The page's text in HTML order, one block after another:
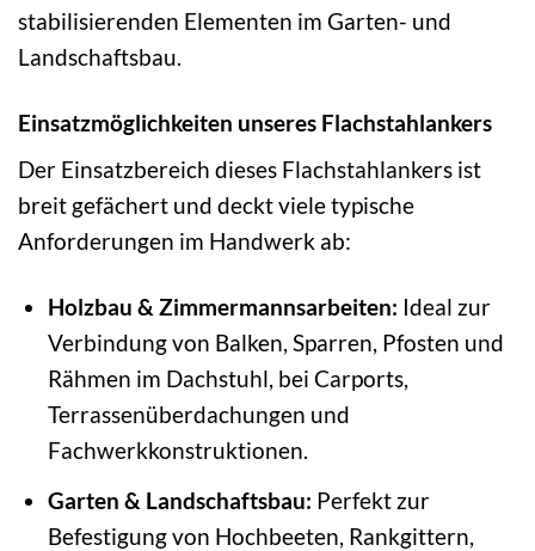
stabilisierenden Elementen im Garten- und
Landschaftsbau.
Einsatzmöglichkeiten unseres Flachstahlankers
Der Einsatzbereich dieses Flachstahlankers ist
breit gefächert und deckt viele typische
Anforderungen im Handwerk ab:
Holzbau & Zimmermannsarbeiten: Ideal zur
Verbindung von Balken, Sparren, Pfosten und
Rähmen im Dachstuhl, bei Carports,
Terrassenüberdachungen und
Fachwerkkonstruktionen.
Garten & Landschaftsbau: Perfekt zur
Befestigung von Hochbeeten, Rankgittern,